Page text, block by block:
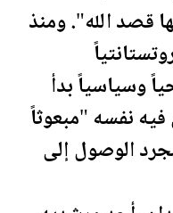
قصد الله". ومنذ
وسياسياً بدأ
نفسه "مبعوثاً
الوصول إلى